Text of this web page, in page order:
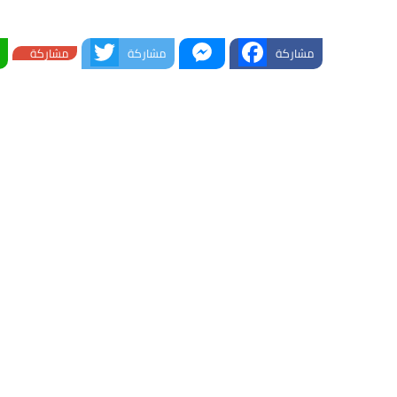
مشاركة Facebook
Messenger
مشاركة Twitterمشاركة